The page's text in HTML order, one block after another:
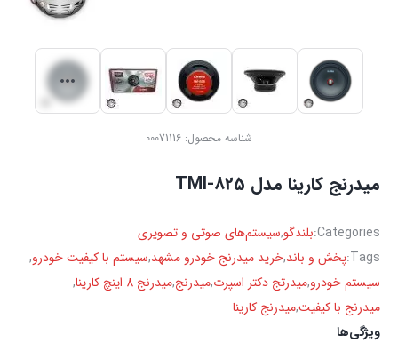
شناسه محصول: 00071116
میدرنج کارینا مدل TMI-825
Categories: بلندگو,سیستم‌های صوتی و تصویری
Tags: پخش و باند,خرید میدرنج خودرو مشهد,سیستم با کیفیت خودرو,
سیستم خودرو,میدرتج دکتر اسپرت,میدرنج,میدرنج 8 اینچ کارینا
,
میدرنج با کیفیت,میدرنج کارینا
ویژگی‌ها